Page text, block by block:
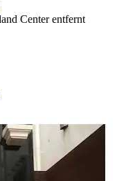
Center entfernt